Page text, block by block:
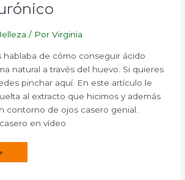
/ PorVirginia
hablaba de cómo conseguir ácido
natural a través del huevo. Si quieres
pinchar aquí. En este artículo le
al extracto que hicimos y además
contorno de ojos casero genial.
en vídeo